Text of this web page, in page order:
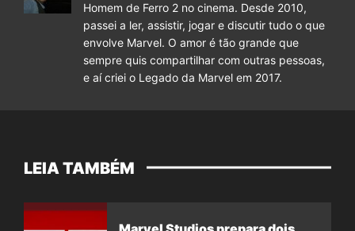
Homem de Ferro 2 no cinema. Desde 2010,
passei a ler, assistir, jogar e discutir tudo o que
envolve Marvel. O amor é tão grande que
sempre quis compartilhar com outras pessoas,
e aí criei o Legado da Marvel em 2017.
LEIA TAMBÉM